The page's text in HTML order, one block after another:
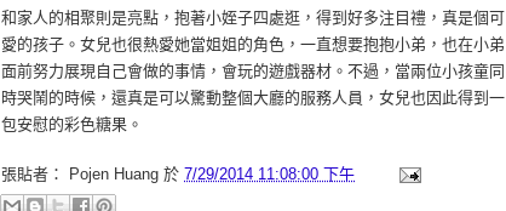
和家人的相聚則是亮點，抱著小姪子四處逛，得到好多注目禮，真是個可
愛的孩子。女兒也很熱愛她當姐姐的角色，一直想要抱抱小弟，也在小弟
面前努力展現自己會做的事情，會玩的遊戲器材。不過，當兩位小孩童同
時哭鬧的時候，還真是可以驚動整個大廳的服務人員，女兒也因此得到一
包安慰的彩色糖果。
張貼者： Pojen Huang 於 7/29/2014 11:08:00 下午